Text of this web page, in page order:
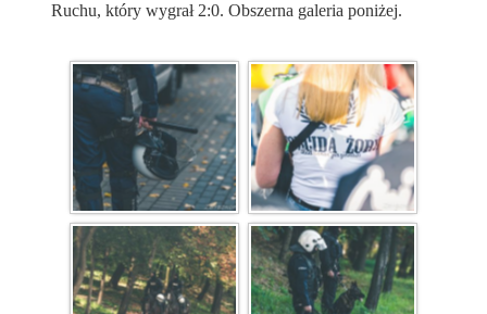
Ruchu, który wygrał 2:0. Obszerna galeria poniżej.